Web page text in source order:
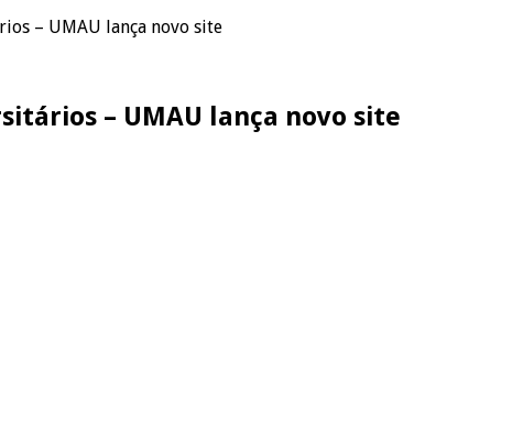
– UMAU lança novo site
– UMAU lança novo site